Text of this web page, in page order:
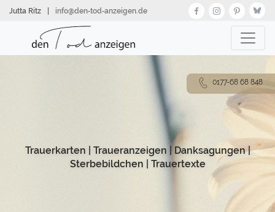
zumJutta Ritz info@den‑tod‑anzeigen.de
Trauerkarten Traueranzeigen |Danksagungen|
Sterbebildchen
Trauertexte
0177-68 68 848